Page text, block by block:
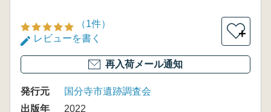
（1件）
レビューを書く
＋
再入荷メール通知
発行元
国分寺市遺跡調査会
出版年
2022